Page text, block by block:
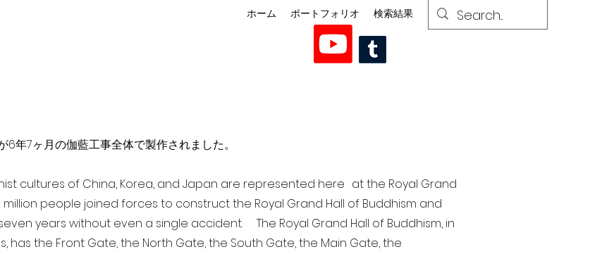
ホーム ポートフォリオ 検索結果
6年7ヶ月の伽藍工事全体で製作されました。
cultures of China, Korea, and Japan are represented here at the Royal Grand
million people joined forces to construct the Royal Grand Hall of Buddhism and
years without even a single accident. The Royal Grand Hall of Buddhism, in
has the Front Gate, the North Gate, the South Gate, the Main Gate, the